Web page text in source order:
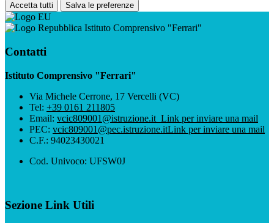
Accetta tutti Salva le preferenze
Istituto Comprensivo "Ferrari"
Contatti
Istituto Comprensivo "Ferrari"
Via Michele Cerrone, 17 Vercelli (VC)
Tel: +39 0161 211805
Email: vcic809001@istruzione.it Link per inviare una mail
PEC: vcic809001@pec.istruzione.itLink per inviare una mail
C.F.: 94023430021
Cod. Univoco: UFSW0J
Sezione Link Utili